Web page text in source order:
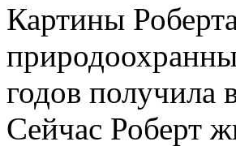
Картины
годов получила
Сейчас Роберт